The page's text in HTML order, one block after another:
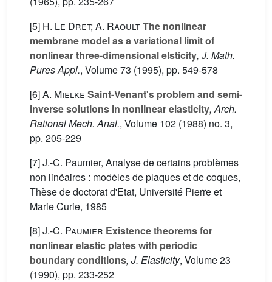
[5] H. Le Dret; A. RaoultThe nonlinear
membrane model as a variational limit of
nonlinear three-dimensional elsticity, J. Math.
Pures Appl., Volume 73 (1995), pp. 549-578
[6]A. Mielke Saint-Venant's problem and semi-
inverse solutions in nonlinear elasticity, Arch.
Rational Mech. Anal., Volume 102 (1988) no. 3,
pp. 205-229
[7] J.-C. Paumier, Analyse de certains problèmes
non linéaires : modèles de plaques et de coques,
Thèse de doctorat d'Etat, Université Pierre et
Marie Curie, 1985
[8]J.-C. Paumier Existence theorems for
nonlinear elastic plates with periodic
boundary conditions, J. Elasticity, Volume 23
(1990), pp. 233-252